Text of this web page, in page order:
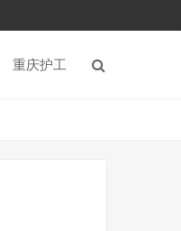
重庆护工